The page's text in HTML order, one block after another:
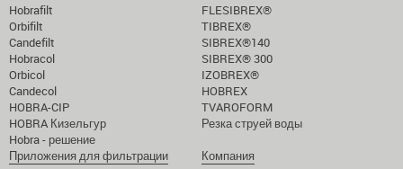
Hobrafilt
Orbifilt
Candefilt
Hobracol
Orbicol
Candecol
HOBRA-CIP
HOBRA Кизельгур
Hobra - решение
FLESIBREX®
TIBREX®
SIBREX®140
SIBREX® 300
IZOBREX®
HOBREX
TVAROFORM
Резка струей воды
Приложения для фильтрации
Компания